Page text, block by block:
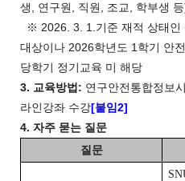
생, 연구원, 직원, 조교, 학부생
※ 2026. 3. 1.기준 재적 상태인
대상이나 2026학년도 1학기 안
당학기 정기교육 미 해당
3. 교육방법: 연구안전통합정보
라인강좌 수강[붙임2]
4. 자주 묻는 질문
질문